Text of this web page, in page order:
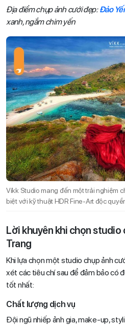
Địa điểm chụp ảnh cưới đẹp:Đảo
xanh, ngắm chim yến
Víkk Studio mang đến một trải nghiệm
biệt với kỹ thuật HDR Fine-Art độc
Lời khuyên khi chọn
Trang
Khi lựa chọn một studio chụp ảnh
xét các tiêu chí sau để đảm bảo có
tốt nhất:
Chất lượng dịch vụ
Đội ngũ nhiếp ảnh gia, make-up,